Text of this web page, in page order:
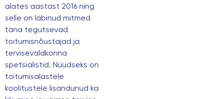
alates aastast 2016 ning
selle on läbinud mitmed
täna tegutsevad
toitumisnõustajad ja
tervisevaldkonna
spetsialistid. Nüüdseks on
toitumisalastele
koolitustele lisandunud ka